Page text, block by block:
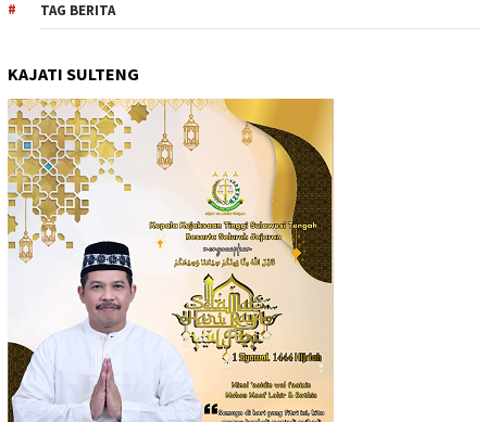
TAG BERITA
KAJATI SULTENG